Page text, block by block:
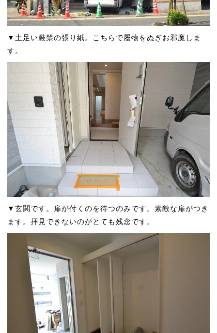
▼土足い厳禁の張り紙。こちらで履物をぬぎお邪魔しま
す。
▼玄関です。扉が付くのを待つのみです。素敵な扉がつき
ます。拝見できないのがとても残念です。